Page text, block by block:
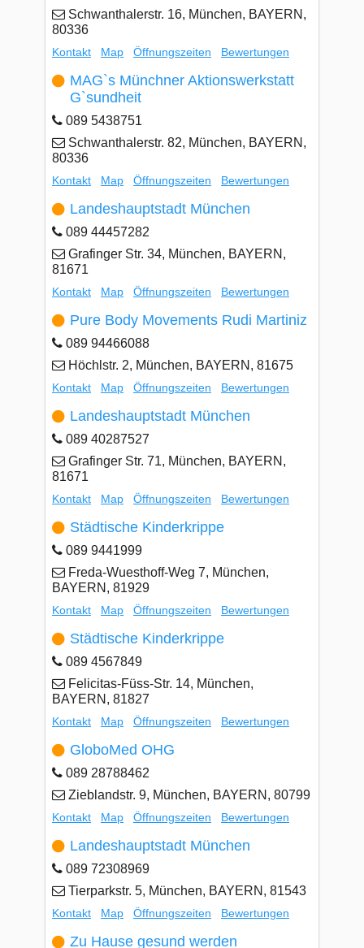
Schwanthalerstr. 16, München, BAYERN,
80336
Kontakt Map Öffnungszeiten Bewertungen
MAG`s Münchner Aktionswerkstatt
G`sundheit
089 5438751
Schwanthalerstr. 82, München, BAYERN,
80336
Kontakt Map Öffnungszeiten Bewertungen
Landeshauptstadt München
089 44457282
Grafinger Str. 34, München, BAYERN,
81671
Kontakt Map Öffnungszeiten Bewertungen
Pure Body Movements Rudi Martiniz
089 94466088
Höchlstr. 2, München, BAYERN, 81675
Kontakt Map Öffnungszeiten Bewertungen
Landeshauptstadt München
089 40287527
Grafinger Str. 71, München, BAYERN,
81671
Kontakt Map Öffnungszeiten Bewertungen
Städtische Kinderkrippe
089 9441999
Freda-Wuesthoff-Weg 7, München,
BAYERN, 81929
Kontakt Map Öffnungszeiten Bewertungen
Städtische Kinderkrippe
089 4567849
Felicitas-Füss-Str. 14, München,
BAYERN, 81827
Kontakt Map Öffnungszeiten Bewertungen
GloboMed OHG
089 28788462
Zieblandstr. 9, München, BAYERN, 80799
Kontakt Map Öffnungszeiten Bewertungen
Landeshauptstadt München
089 72308969
Tierparkstr. 5, München, BAYERN, 81543
Kontakt Map Öffnungszeiten Bewertungen
Zu Hause gesund werden